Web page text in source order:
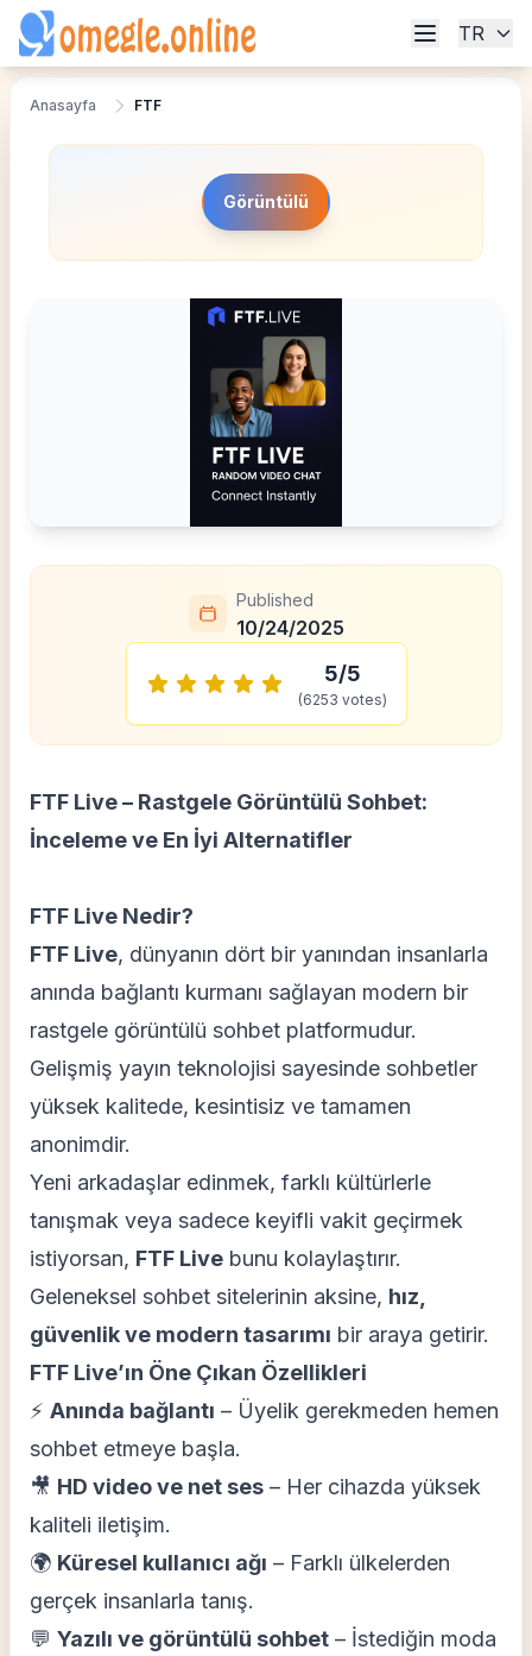
TR
Anasayfa FTF
Görüntülü
Published
10/24/2025
5/5
(6253 votes)
FTF Live – Rastgele Görüntülü Sohbet:
İnceleme ve En İyi Alternatifler
FTF Live Nedir?
FTF Live, dünyanın dört bir yanından insanlarla
anında bağlantı kurmanı sağlayan modern bir
rastgele görüntülü sohbet platformudur.
Gelişmiş yayın teknolojisi sayesinde sohbetler
yüksek kalitede, kesintisiz ve tamamen
anonimdir.
Yeni arkadaşlar edinmek, farklı kültürlerle
tanışmak veya sadece keyifli vakit geçirmek
istiyorsan, FTF Live bunu kolaylaştırır.
Geleneksel sohbet sitelerinin aksine, hız,
güvenlik ve modern tasarımı bir araya getirir.
FTF Live’ın Öne Çıkan Özellikleri
⚡ Anında bağlantı – Üyelik gerekmeden hemen
sohbet etmeye başla.
🎥 HD video ve net ses – Her cihazda yüksek
kaliteli iletişim.
🌍 Küresel kullanıcı ağı – Farklı ülkelerden
gerçek insanlarla tanış.
💬 Yazılı ve görüntülü sohbet – İstediğin moda